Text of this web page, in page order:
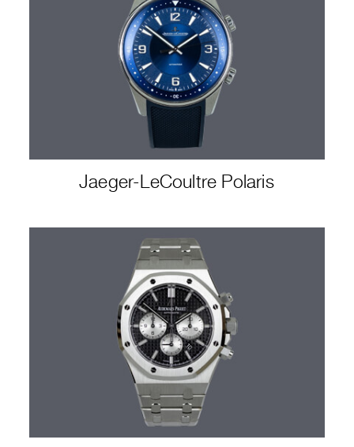
Jaeger-LeCoultre Polaris